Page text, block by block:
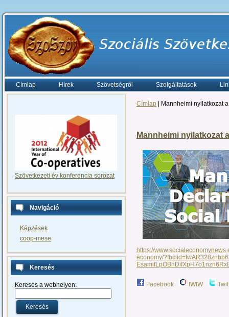
Címlap Hírek Szövetségről Szolgáltatások
Szövetkezeti év konferencia sorozat
Navigáció
Képzések
coop-mese
Keresés
Keresés a webhelyen:
Címlap | Mannheimi nyilatkozat
Mannheimi nyilatkozat
https://
economy/
Facebook IWIW